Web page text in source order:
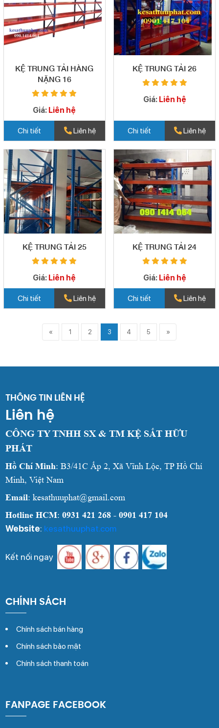
KỆ TRUNG TẢI HÀNG
NẶNG 16
Giá: Liên hệ
Chi tiết Liên hệ
KỆ TRUNG TẢI 26
Giá: Liên hệ
Chi tiết Liên hệ
KỆ TRUNG TẢI 25
Giá: Liên hệ
Chi tiết Liên hệ
KỆ TRUNG TẢI 24
Giá: Liên hệ
Chi tiết Liên hệ
« 1 2 3 4 5 »
THÔNG TIN LIÊN HỆ
Liên hệ
CÔNG TY TNHH SX & TM KỆ SẮT HỮU
PHÁT
Hồ Chí Minh: B3/41C Ấp 2, Xã Vĩnh Lộc, TP Hồ Chí
Minh, Việt Nam
Email: kesathuuphat@gmail.com
Hotline HCM:0931 421 268 - 0901 417 104
Website: kesathuuphat.com
Kết nối ngay
CHÍNH SÁCH
Chính sách bán hàng
Chính sách bảo mật
Chính sách thanh toán
FANPAGE FACEBOOK